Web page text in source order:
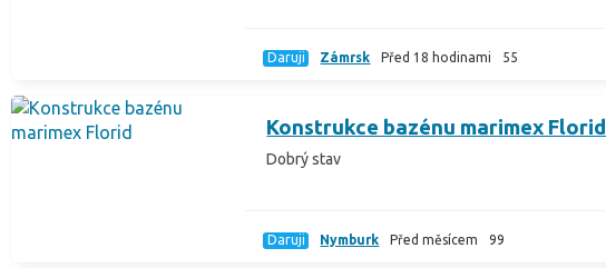
Daruji Zámrsk Před 18 hodinami 55
Konstrukce bazénu marimex Florid
Dobrý stav
Daruji Nymburk Před měsícem 99